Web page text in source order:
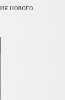
нового